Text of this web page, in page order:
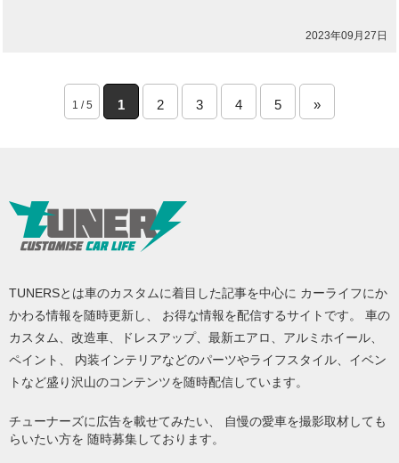
2023年09月27日
1 / 5 1 2 3 4 5 »
TUNERSとは車のカスタムに着目した記事を中心に カーライフにか
かわる情報を随時更新し、 お得な情報を配信するサイトです。 車の
カスタム、改造車、ドレスアップ、最新エアロ、アルミホイール、
ペイント、 内装インテリアなどのパーツやライフスタイル、イベン
トなど盛り沢山のコンテンツを随時配信しています。
チューナーズに広告を載せてみたい、 自慢の愛車を撮影取材しても
らいたい方を 随時募集しております。